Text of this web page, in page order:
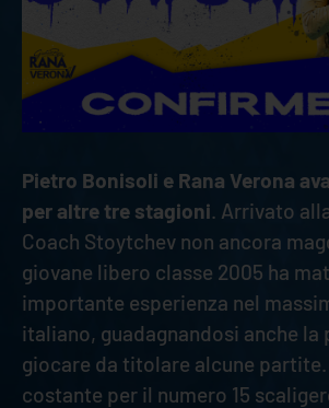
Pietro Bonisoli e Rana Verona
per altre tre stagioni . Arrivato
Coach Stoytchev non ancora
giovane libero classe 2005 ha
importante esperienza nel
italiano, guadagnandosi anche
giocare da titolare alcune
costante per il numero 15